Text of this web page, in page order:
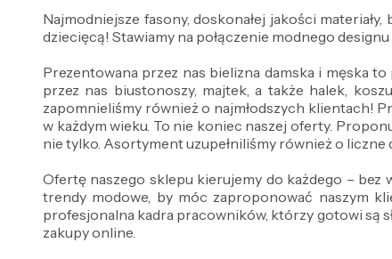
Najmodniejsze fasony, doskonałej jakości
dziecięcą! Stawiamy na połączenie modnego
Prezentowana przez nas bielizna damska i męska
przez nas biustonoszy, majtek, a także halek,
zapomnieliśmy również o najmłodszych klientach!
w każdym wieku. To nie koniec naszej oferty.
nie tylko. Asortyment uzupełniliśmy również o
Ofertę naszego sklepu kierujemy do każdego –
trendy modowe, by móc zaproponować naszym
profesjonalna kadra pracowników, którzy gotowi są
zakupy online.